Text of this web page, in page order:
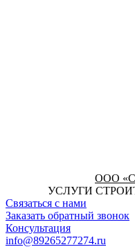
ООО
УСЛУГИ
Связаться с нами
Заказать обратный звонок
Консультация
info@89265277274.ru